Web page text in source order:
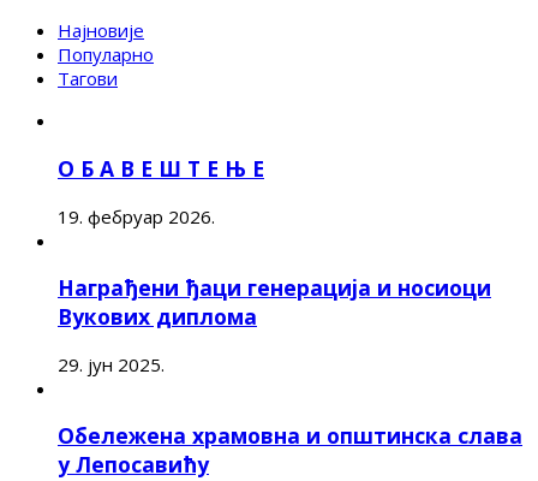
Најновије
Популарно
Тагови
О Б А В Е Ш Т Е Њ Е
19. фебруар 2026.
Награђени ђаци генерација и носиоци
Вукових диплома
29. јун 2025.
Обележена храмовна и општинска слава
у Лепосавићу